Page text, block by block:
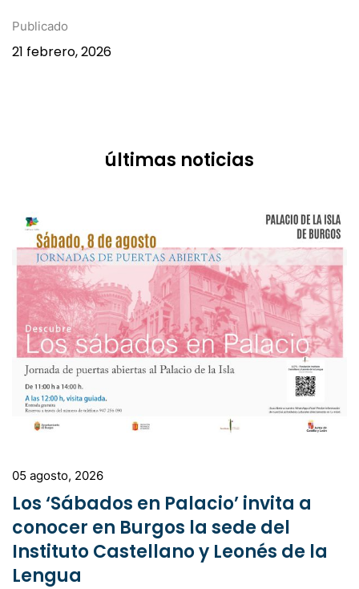
Publicado
21 febrero, 2026
últimas noticias
05 agosto, 2026
Los ‘Sábados en Palacio’ invita a
conocer en Burgos la sede del
Instituto Castellano y Leonés de la
Lengua